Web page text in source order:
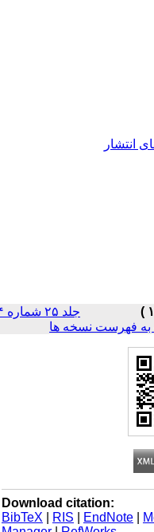
جلد ۲۵ شماره ۴
فهرست نسخه ها
Download citation:
BibTeX
| RIS |EndNote |